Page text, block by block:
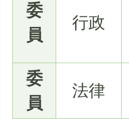
委
員
行政
委
員
法律